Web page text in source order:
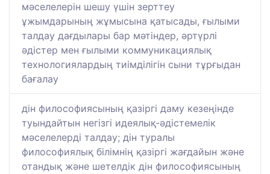
мәселелерін шешу үшін зерттеу
ұжымдарының жұмысына қатысады, ғылыми
талдау дағдылары бар мәтіндер, әртүрлі
әдістер мен ғылыми коммуникациялық
технологиялардың тиімділігін сыни тұрғыдан
бағалау
дін философиясының қазіргі даму кезеңінде
туындайтын негізгі идеялық-әдістемелік
мәселелерді талдау; дін туралы
философиялық білімнің қазіргі жағдайын және
отандық және шетелдік дін философиясының